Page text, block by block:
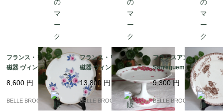
フランス・リモージュ
磁器 ヴィンテージ ｜フ
ランス発送（到着まで2
-3週間）
8,600 円
BELLE BROCANTE
フランス・リモージュ
磁器 ヴィンテージ コン
ポティエ / 12角形の高
台皿 ピンクの花模様 Li
moges Unique｜フラ
ンス発送（到着まで2-3
13,800 円
BELLE BROCANTE
フランスアンティーク
Sarreguemines サルグ
ミンヌ / ROYAT（ロワ
イヤル）プレート 茶色
｜フランス発送（到着
まで2-3週間）
9,300 円
BELLE BROCANTE